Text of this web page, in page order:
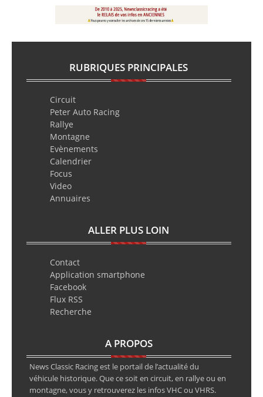
RUBRIQUES PRINCIPALES
Circuit
Peter Auto Racing
Rallye
Montagne
Evènements
Calendrier
Focus
Video
Annuaires
ALLER PLUS LOIN
Contact
Application smartphone
Facebook
Flux RSS
Recherche
A PROPOS
News Classic Racing est le portail de l’actualité du
véhicule historique. Que ce soit en circuit, en rallye ou en
montagne, vous y retrouverez les infos VHC ou VHRS.